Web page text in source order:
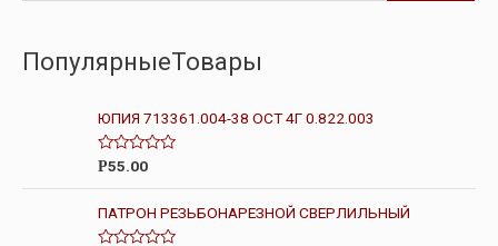
ПопулярныеТовары
ЮПИЯ 713361.004-38 ОСТ 4Г 0.822.003
О
е
н
к
а
Р55.00
ПАТРОН РЕЗЬБОНАРЕЗНОЙ СВЕРЛИЛЬНЫЙ